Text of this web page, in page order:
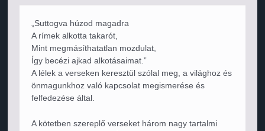
„Suttogva húzod magadra
A rímek alkotta takarót,
Mint megmásíthatatlan mozdulat,
Így becézi ajkad alkotásaimat.”
A lélek a verseken keresztül szólal meg, a világhoz és
önmagunkhoz való kapcsolat megismerése és
felfedezése által.
A kötetben szereplő verseket három nagy tartalmi